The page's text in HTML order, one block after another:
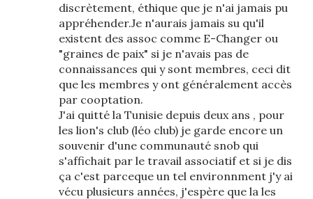
discrètement, éthique que je n'ai jamais pu
appréhender.Je n'aurais jamais su qu'il
existent des assoc comme E-Changer ou
"graines de paix" si je n'avais pas de
connaissances qui y sont membres, ceci dit
que les membres y ont généralement accès
par cooptation.
J'ai quitté la Tunisie depuis deux ans , pour
les lion's club (léo club) je garde encore un
souvenir d'une communauté snob qui
s'affichait par le travail associatif et si je dis
ça c'est parceque un tel environnment j'y ai
vécu plusieurs années, j'espère que la les